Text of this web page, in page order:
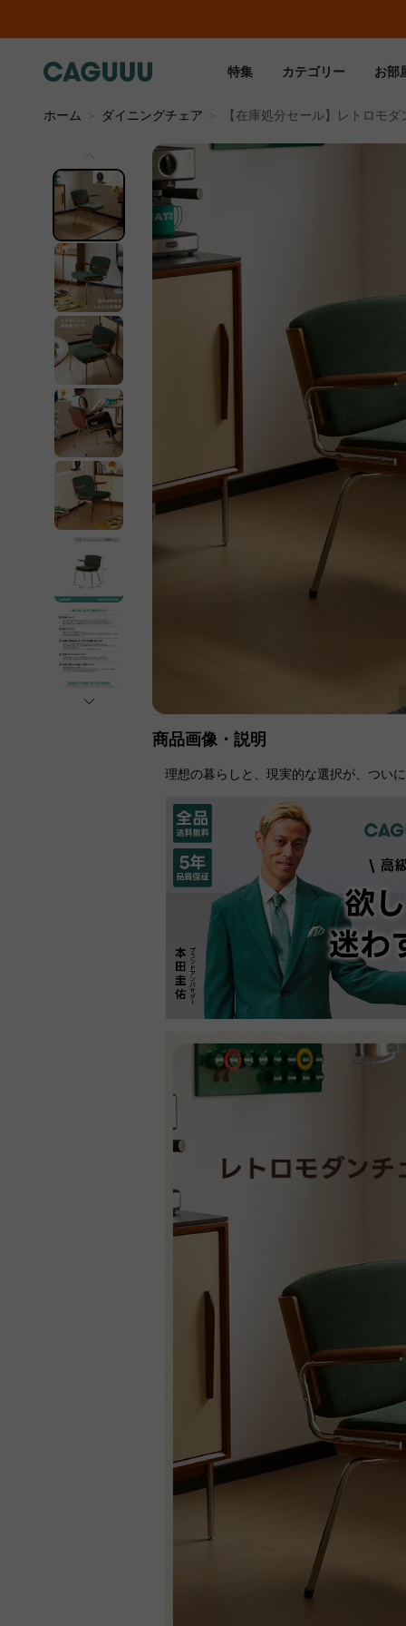
特集 カテゴリー お部
ホーム ダイニングチェア 【在庫処分セール】レトロモダ
商品画像・説明
理想の暮らしと、現実的な選択が、つい